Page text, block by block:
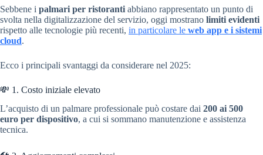
Sebbene i palmari per ristoranti abbiano rappresentato un punto di
svolta nella digitalizzazione del servizio, oggi mostrano limiti evidenti
rispetto alle tecnologie più recenti, in particolare le web app e i sistemi
cloud.
Ecco i principali svantaggi da considerare nel 2025:
💸 1. Costo iniziale elevato
L’acquisto di un palmare professionale può costare dai 200 ai 500
euro per dispositivo, a cui si sommano manutenzione e assistenza
tecnica.